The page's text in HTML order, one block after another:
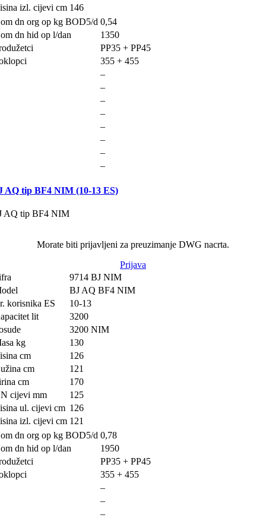
izl. cijevi cm 146
dn org op kg BOD5/d 0,54
dn hid op l/dan
1350
PP35 + PP45
355 + 455
–
–
–
–
–
–
–
–
AQ tip BF4 NIM (10-13 ES)
AQ tip BF4 NIM
Morate biti prijavljeni za preuzimanje DWG nacrta.
Prijava
9714 BJ NIM
BJ AQ BF4 NIM
korisnika ES
10-13
lit
3200
3200 NIM
kg
130
cm
126
cm
121
cm
170
cijevi mm
125
ul. cijevi cm 126
izl. cijevi cm 121
dn org op kg BOD5/d 0,78
dn hid op l/dan
1950
PP35 + PP45
355 + 455
–
–
–